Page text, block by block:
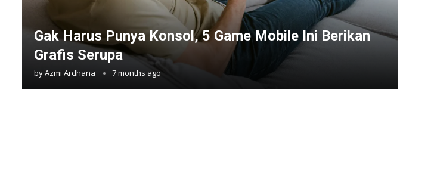
Gak Harus Punya Konsol, 5 Game Mobile Ini Berikan
Grafis Serupa
byAzmi Ardhana 7 months ago